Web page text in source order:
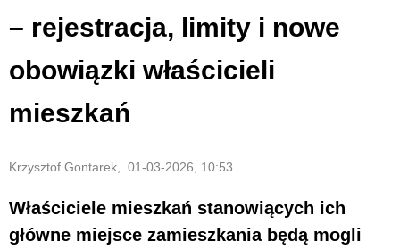
– rejestracja, limity i nowe
obowiązki właścicieli
mieszkań
Krzysztof Gontarek, 01-03-2026, 10:53
Właściciele mieszkań stanowiących ich
główne miejsce zamieszkania będą mogli